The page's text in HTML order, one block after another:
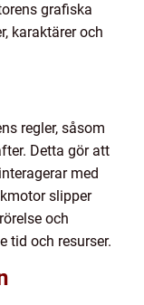
grafiska
karaktärer och
regler, såsom
Detta gör att
med
slipper
och
tid och resurser.